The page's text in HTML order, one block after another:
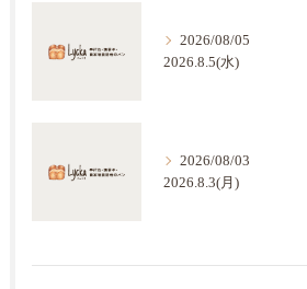
2026/08/05
2026.8.5(水)
2026/08/03
2026.8.3(月)